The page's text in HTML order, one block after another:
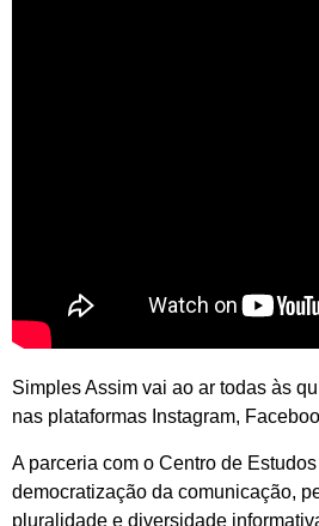
Simples Assim vai ao ar todas às
nas plataformas Instagram,
A parceria com o Centro de
democratização da comunicação,
pluralidade e diversidade